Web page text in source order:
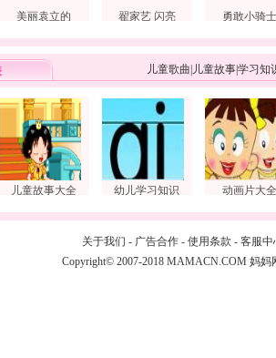
美丽袁立的 翟家艺 闪亮 勇敢小骑士
儿童歌曲 儿童故事学习知
儿童故事大全 幼儿学习知识 动画片大全
关于我们 - 广告合作 - 使用条款 - 客服中
Copyright© 2007-2018 MAMACN.COM 妈妈